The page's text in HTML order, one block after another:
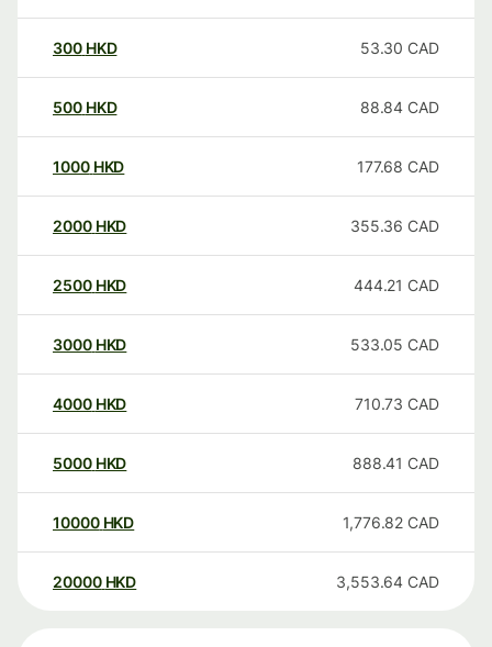
300 HKD 53.30 CAD
500 HKD 88.84 CAD
1000 HKD 177.68 CAD
2000 HKD 355.36 CAD
2500 HKD 444.21 CAD
3000 HKD 533.05 CAD
4000 HKD 710.73 CAD
5000 HKD 888.41 CAD
10000 HKD 1,776.82 CAD
20000 HKD 3,553.64 CAD